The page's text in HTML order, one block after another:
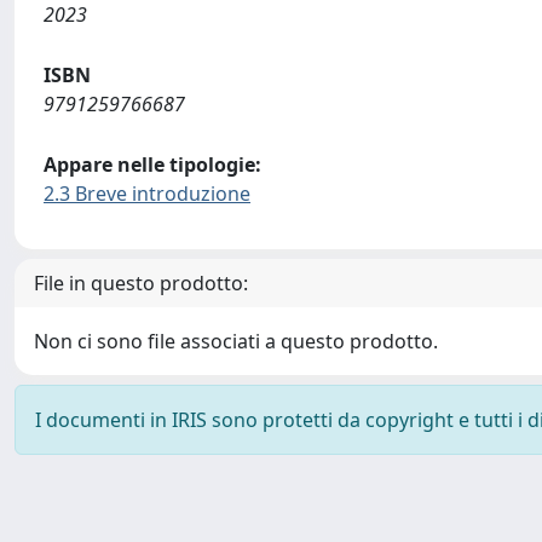
2023
ISBN
9791259766687
Appare nelle tipologie:
2.3 Breve introduzione
File in questo prodotto:
Non ci sono file associati a questo prodotto.
I documenti in IRIS sono protetti da copyright e tutti i